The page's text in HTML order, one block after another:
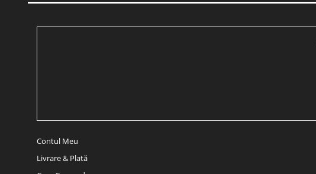
Contul Meu
Livrare & Plată